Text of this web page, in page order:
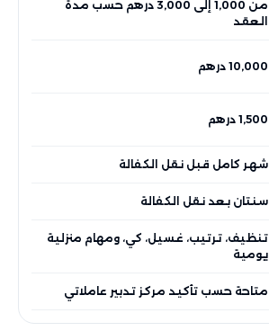
من 1,000 إلى 3,000 درهم حسب مدة
العقد
10,000 درهم
1,500 درهم
شهر كامل قبل نقل الكفالة
سنتان بعد نقل الكفالة
تنظيف، ترتيب، غسيل، كي، ومهام منزلية
يومية
متاحة حسب تأكيد مركز تدبير عاملاتي